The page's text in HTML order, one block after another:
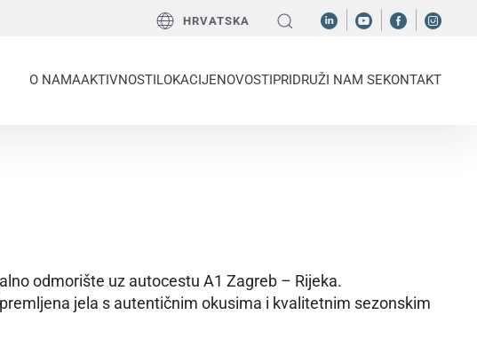
HRVATSKA
O NAMAAKTIVNOSTILOKACIJENOVOSTIPRIDRUŽI NAM SEKONTAKT
odmorište uz autocestu A1 Zagreb – Rijeka.
jela s autentičnim okusima i kvalitetnim sezonskim